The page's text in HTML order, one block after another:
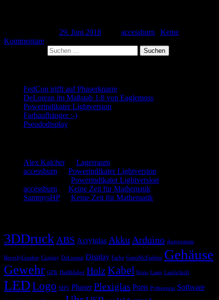
29. Juni 2018 accessburn
Keine
Kommentare
FedCon trifft auf Phaserknarre
DeLorean im Maßstab 1:8 von Eaglemoss
Powerindikater Lightversion
Farbaufhänger :-)
Pseudodisplay
Alex Kalcherzu Lagerraum
accessburn
Powerindikater Lightversion
Powerindikater Lightversion
accessburn
Keine Zeit für Mathematik
SammysHPzu Keine Zeit für Mathematik
3DDruck ABS Acrylglas Akku Arduino Autogramm
BeverlyCrusher Cosplay DeLorean Display Farbe GatesMcFadden Gehäuse
Gewehr GFK Heißkleber HolzKabel Kreis Laser Laufschrift
LEDLogo MP3 Phaser Plexiglas Ports Pythagoras Software